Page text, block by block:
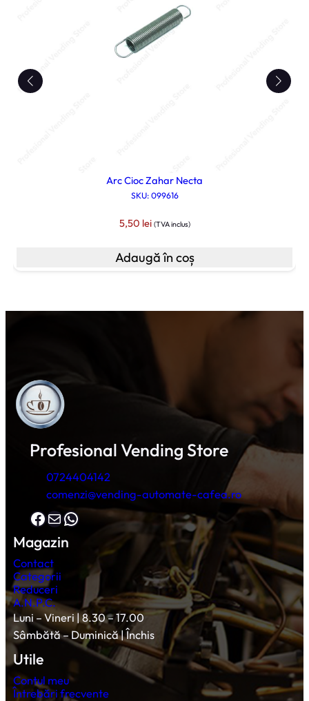
Arc Cioc Zahar Necta
SKU: 099616
5,50 lei (TVA inclus)
Adaugă în coș
Profesional Vending Store
0724404142
comenzi@vending-automate-cafea.ro
Facebook Mail WhatsApp
Magazin
Contact
Categorii
Reduceri
A.N.P.C.
Luni – Vineri | 8.30 – 17.00
Sâmbătă – Duminică | Închis
Utile
Contul meu
Întrebări frecvente